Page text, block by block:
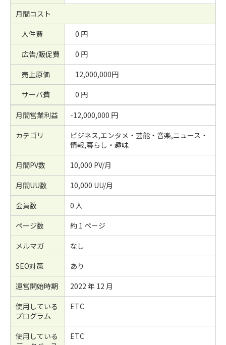
月間コスト
人件費
0 円
広告/販促費
0 円
売上原価
12,000,000円
サーバ費
0 円
月間営業利益
-12,000,000 円
カテゴリ
ビジネス,エンタメ・芸能・音楽,ニュース・
情報,暮らし・趣味
月間PV数
10,000 PV/月
月間UU数
10,000 UU/月
会員数
0 人
ページ数
約 1 ページ
メルマガ
なし
SEO対策
あり
運営開始時期
2022 年 12 月
使用している
プログラム
ETC
使用している
ETC